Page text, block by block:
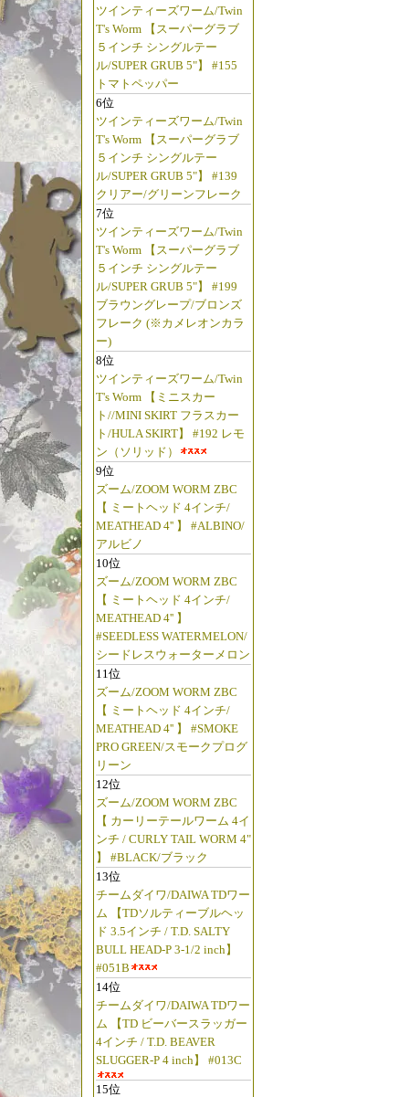
ツインティーズワーム/Twin
T's Worm 【スーパーグラブ
５インチ シングルテー
ル/SUPER GRUB 5"】 #155
トマトペッパー
6位
ツインティーズワーム/Twin
T's Worm 【スーパーグラブ
５インチ シングルテー
ル/SUPER GRUB 5"】 #139
クリアー/グリーンフレーク
7位
ツインティーズワーム/Twin
T's Worm 【スーパーグラブ
５インチ シングルテー
ル/SUPER GRUB 5"】 #199
ブラウングレープ/ブロンズ
フレーク (※カメレオンカラ
ー)
8位
ツインティーズワーム/Twin
T's Worm 【ミニスカー
ト//MINI SKIRT フラスカー
ト/HULA SKIRT】 #192 レモ
ン（ソリッド）
9位
ズーム/ZOOM WORM ZBC
【 ミートヘッド 4インチ/
MEATHEAD 4'' 】 #ALBINO/
アルビノ
10位
ズーム/ZOOM WORM ZBC
【 ミートヘッド 4インチ/
MEATHEAD 4'' 】
#SEEDLESS WATERMELON/
シードレスウォーターメロン
11位
ズーム/ZOOM WORM ZBC
【 ミートヘッド 4インチ/
MEATHEAD 4'' 】 #SMOKE
PRO GREEN/スモークプログ
リーン
12位
ズーム/ZOOM WORM ZBC
【 カーリーテールワーム 4イ
ンチ / CURLY TAIL WORM 4"
】 #BLACK/ブラック
13位
チームダイワ/DAIWA TDワー
ム 【TDソルティーブルヘッ
ド 3.5インチ / T.D. SALTY
BULL HEAD-P 3-1/2 inch】
#051B
14位
チームダイワ/DAIWA TDワー
ム 【TD ビーバースラッガー
4インチ / T.D. BEAVER
SLUGGER-P 4 inch】 #013C
15位